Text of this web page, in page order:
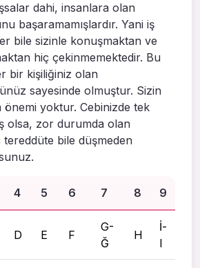
dahi, insanlara olan
başaramamışlardır. Yani iş
bile sizinle konuşmaktan ve
hiç çekinmemektedir. Bu
bir kişiliğiniz olan
sayesinde olmuştur. Sizin
önemi yoktur. Cebinizde tek
olsa, zor durumda olan
tereddüte bile düşmeden
4 5 6 7 8 9
D E F
G-
Ğ
H
İ-
I